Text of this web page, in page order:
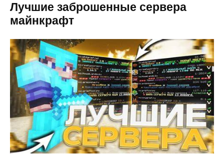
Лучшие заброшенные сервера
майнкрафт